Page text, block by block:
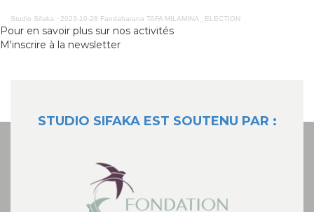
Studio Sifaka · 2023-10-28 Fandaharana TAFA MILAMINA _ELECTION
Pour en savoir plus sur nos activités
M'inscrire à la newsletter
STUDIO SIFAKA EST SOUTENU PAR :